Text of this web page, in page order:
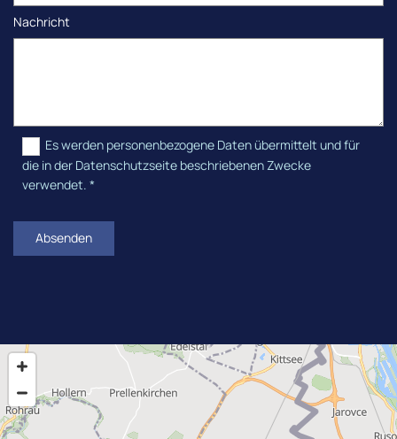
Nachricht
Es werden personenbezogene Daten übermittelt und für
die in der Datenschutzseite beschriebenen Zwecke
verwendet. *